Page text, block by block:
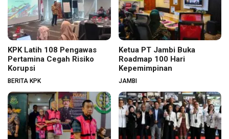
KPK Latih 108 Pengawas
Pertamina Cegah Risiko
Korupsi
BERITA KPK
Ketua PT Jambi Buka
Roadmap 100 Hari
Kepemimpinan
JAMBI